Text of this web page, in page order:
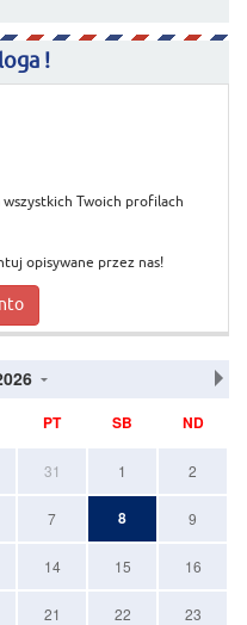
!
wszystkich Twoich profilach
opisywane przez nas!
PT SB ND
31 1 2
7 8 9
14 15 16
21 22 23